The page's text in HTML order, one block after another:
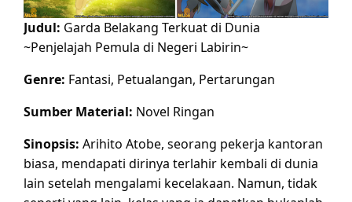
Judul: Garda Belakang Terkuat di Dunia
~Penjelajah Pemula di Negeri Labirin~
Genre: Fantasi, Petualangan, Pertarungan
Sumber Material: Novel Ringan
Sinopsis: Arihito Atobe, seorang pekerja kantoran
biasa, mendapati dirinya terlahir kembali di dunia
lain setelah mengalami kecelakaan. Namun, tidak